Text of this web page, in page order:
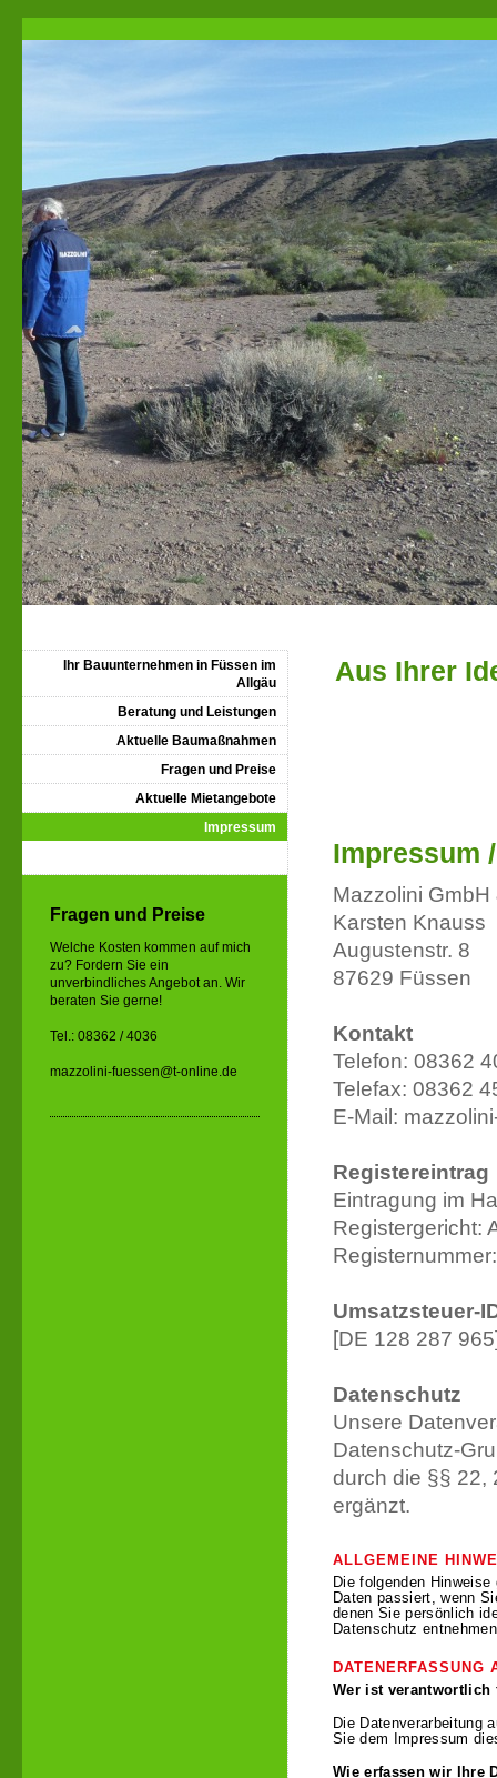
Aus Ihrer
Impressum
Mazzolini
Karsten Knauss
Augustenstr. 8
87629 Füssen
Kontakt
Telefon: 08362
Telefax: 08362
E-Mail:
Registereintrag
Eintragung im
Registergericht:
Umsatzsteuer-
[DE 128 287
Datenschutz
Unsere
Datenschutz-
durch die §§ 22,
ergänzt.
ALLGEMEINE
Die folgenden
Daten passiert, wenn
denen Sie persönlich
Datenschutz
DATENERFASSUNG
Wer ist verantwortlich
Die Datenverarbeitung
Sie dem Impressum
Wie erfassen wir Ihre
Ihr Bauunternehmen in Füssen im
Allgäu
Beratung und Leistungen
Aktuelle Baumaßnahmen
Fragen und Preise
Aktuelle Mietangebote
Impressum
Fragen und Preise
Welche Kosten kommen auf mich
zu? Fordern Sie ein
unverbindliches Angebot an. Wir
beraten Sie gerne!
Tel.: 08362 / 4036
mazzolini-fuessen@t-online.de